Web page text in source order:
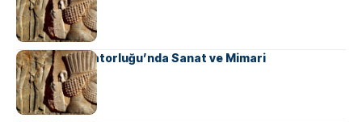
Sasani İmparatorluğu’nda Sanat ve Mimari